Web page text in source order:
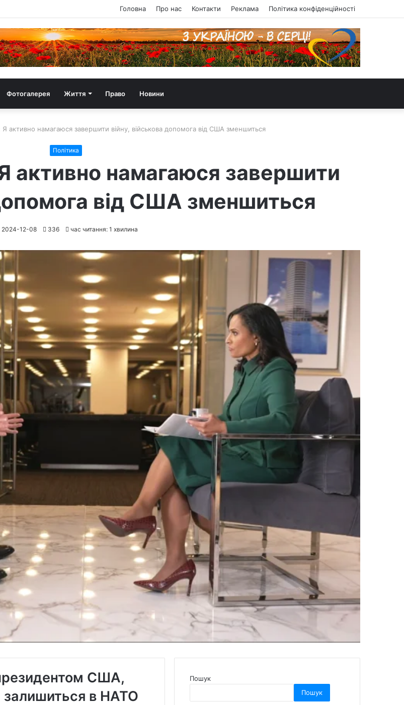
Головна Про нас Контакти Реклама Політика конфіденційності
Фотогалерея Життя Право Новини
Я активно намагаюся завершити війну, військова допомога від США зменшиться
Політика
активно намагаюся завершити
від США зменшиться
2024-12-08 336 час читання: 1 хвилина
США,
залишиться в НАТО
Пошук
Пошук